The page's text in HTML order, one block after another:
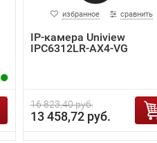
избранное сравнить
IP-камера Uniview
IPC6312LR-AX4-VG
16 823,40 руб.
13 458,72 руб.